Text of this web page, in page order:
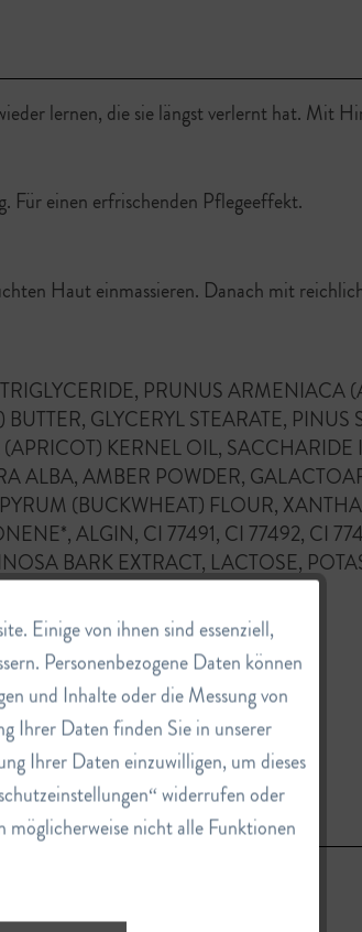
lernen, die sie längst verlernt hat. Mit
Für einen erfrischenden Pflegeeffekt.
Haut einmassieren. Danach mit
PRUNUS ARMENIACA
GLYCERYL STEARATE, PINUS
KERNEL OIL, SACCHARIDE
ALBA, AMBER POWDER,
(BUCKWHEAT) FLOUR,
ALGIN, CI 77491, CI 77492, CI
BARK EXTRACT, LACTOSE,
Aktiv
Inaktiv
Inaktiv
Inaktiv
Einige von ihnen sind essenziell,
Personenbezogene Daten können
und Inhalte oder die Messung von
Ihrer Daten finden Sie in unserer
Ihrer Daten einzuwilligen, um dieses
widerrufen oder
möglicherweise nicht alle Funktionen